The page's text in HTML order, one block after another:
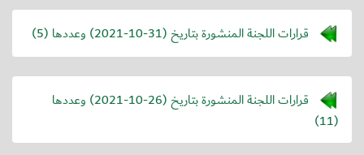
قرارات اللجنة المنشورة بتاريخ (2021-10-31) وعددها (5)
قرارات اللجنة المنشورة بتاريخ (2021-10-26) وعددها
(11)